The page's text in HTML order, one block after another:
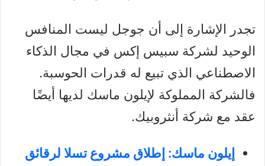
تجدر الإشارة إلى أن جوجل ليست المنافس
الوحيد لشركة سبيس إكس في مجال الذكاء
الاصطناعي الذي تبيع له قدرات الحوسبة.
فالشركة المملوكة لإيلون ماسك لديها أيضًا
عقد مع شركة أنثروبيك.
إيلون ماسك: إطلاق مشروع تسلا لرقائق